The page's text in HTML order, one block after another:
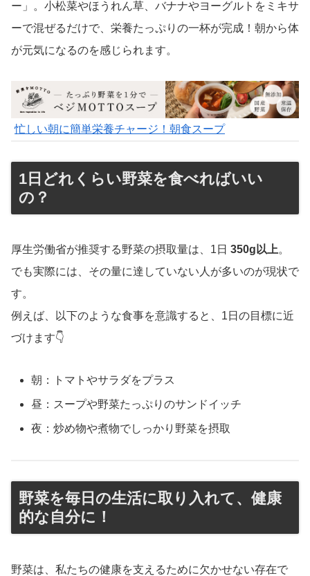
ー」。小松菜やほうれん草、バナナやヨーグルトをミキサ
ーで混ぜるだけで、栄養たっぷりの一杯が完成！朝から体
が元気になるのを感じられます。
忙しい朝に簡単栄養チャージ！朝食スープ
1日どれくらい野菜を食べればいい
の？
厚生労働省が推奨する野菜の摂取量は、1日 350g以上。
でも実際には、その量に達していない人が多いのが現状で
す。
例えば、以下のような食事を意識すると、1日の目標に近
づけます👇
朝：トマトやサラダをプラス
昼：スープや野菜たっぷりのサンドイッチ
夜：炒め物や煮物でしっかり野菜を摂取
野菜を毎日の生活に取り入れて、健康
的な自分に！
野菜は、私たちの健康を支えるために欠かせない存在で